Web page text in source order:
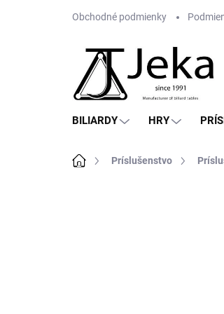
Obchodné podmienky
BILIARDY HRY
DomovPríslušenstvo